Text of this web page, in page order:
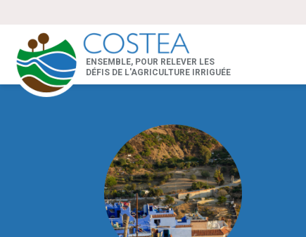
ENSEMBLE, POUR RELEVER LES
DÉFIS DE L'AGRICULTURE IRRIGUÉE